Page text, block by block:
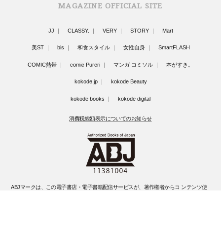
MAGAZINE OFFICIAL SITE
JJ CLASSY. VERY STORY Mart
美ST bis 和食スタイル 女性自身 SmartFLASH
COMIC熱帯 comic Pureri マンガ コミソル 本がすき。
kokode.jp kokode Beauty
kokode books kokode digital
消費税総額表示についてのお知らせ
ABJマークは、この電子書店・電子書籍配信サービスが、著作権者からコ ンテンツ使